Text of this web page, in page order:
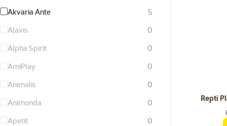
Akvaria Ante
5
Alavis
0
Alpha Spirit
0
AmiPlay
0
Animalis
0
Animonda
0
Apetit
0
Repti